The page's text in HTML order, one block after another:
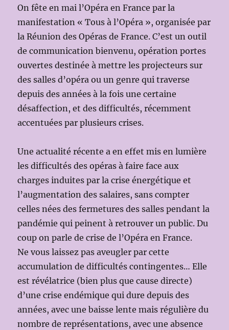
On fête en mai l’Opéra en France par la
manifestation « Tous à l’Opéra », organisée par
la Réunion des Opéras de France. C’est un outil
de communication bienvenu, opération portes
ouvertes destinée à mettre les projecteurs sur
des salles d’opéra ou un genre qui traverse
depuis des années à la fois une certaine
désaffection, et des difficultés, récemment
accentuées par plusieurs crises.
Une actualité récente a en effet mis en lumière
les difficultés des opéras à faire face aux
charges induites par la crise énergétique et
l’augmentation des salaires, sans compter
celles nées des fermetures des salles pendant la
pandémie qui peinent à retrouver un public. Du
coup on parle de crise de l’Opéra en France.
Ne vous laissez pas aveugler par cette
accumulation de difficultés contingentes… Elle
est révélatrice (bien plus que cause directe)
d’une crise endémique qui dure depuis des
années, avec une baisse lente mais régulière du
nombre de représentations, avec une absence